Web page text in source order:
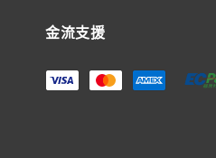
金流支援